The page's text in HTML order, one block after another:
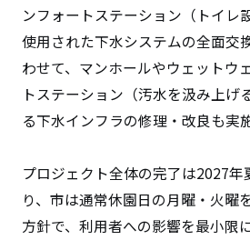
ンフォートステーション（トイレ
使用された下水システムの全面交
わせて、マンホールやウェットウ
トステーション（汚水を汲み上げ
る下水インフラの修理・改良も実
プロジェクト全体の完了は2027
り、市は通常休園日の月曜・火曜
方針で、利用者への影響を最小限